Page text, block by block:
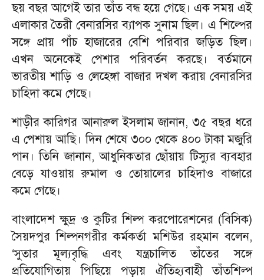
ছয় বছর আগেই তার তাঁত বন্ধ হয়ে গেছে। এক সময় এই
এলাকার তৈরী বেনারসির ব্যাপক সুনাম ছিল। এ শিল্পের
সঙ্গে প্রায় পাঁচ হাজারের বেশি পরিবার জড়িত ছিল।
এখন অনেকেই পেশার পরিবর্তন করছে। বর্তমানে
ভারতীয় শাড়ি ও লেহেঙ্গা বাজার দখল করায় বেনারসির
চাহিদা কমে গেছে।
শাড়ীর কারিগর আনারুল ইসলাম জানান, ৩৫ বছর ধরে
এ পেশায় আছি। দিন শেষে ৩০০ থেকে ৪০০ টাকা মজুরি
পান। তিনি জানান, আধুনিকতার ছোঁয়ায় টিস্যুর ব্যবহার
বেড়ে যাওয়ায় রুমাল ও তোয়ালের চাহিদাও বাজারে
কমে গেছে।
বাংলাদেশ ক্ষুদ্র ও কুটির শিল্প করপোরেশনের (বিসিক)
সৈয়দপুর শিল্পনগরীর কর্মকর্তা মশিউর রহমান বলেন,
‘সুতার মূল্যবৃদ্ধি এবং যন্ত্রচালিত তাঁতের সঙ্গে
প্রতিযোগিতায় পিছিয়ে পড়ায় ঐতিহ্যবাহী তাঁতশিল্প